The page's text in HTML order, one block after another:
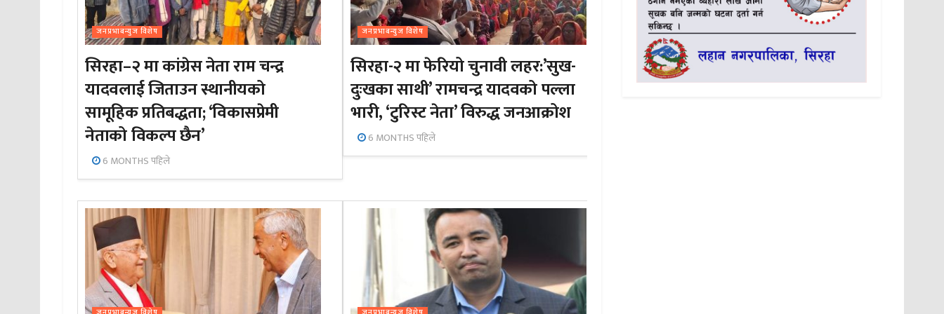
जनप्रभाबन्युज विशेष
सिरहा–२ मा कांग्रेस नेता राम चन्द्र
यादवलाई जिताउन स्थानीयको
सामूहिक प्रतिबद्धता; ‘विकासप्रेमी
नेताको विकल्प छैन’
6 MONTHS पहिले
जनप्रभाबन्युज विशेष
सिरहा-२ मा फेरियो चुनावी लहर:’सुख-
दुःखका साथी’ रामचन्द्र यादवको पल्ला
भारी, ‘टुरिस्ट नेता’ विरुद्ध जनआक्रोश
6 MONTHS पहिले